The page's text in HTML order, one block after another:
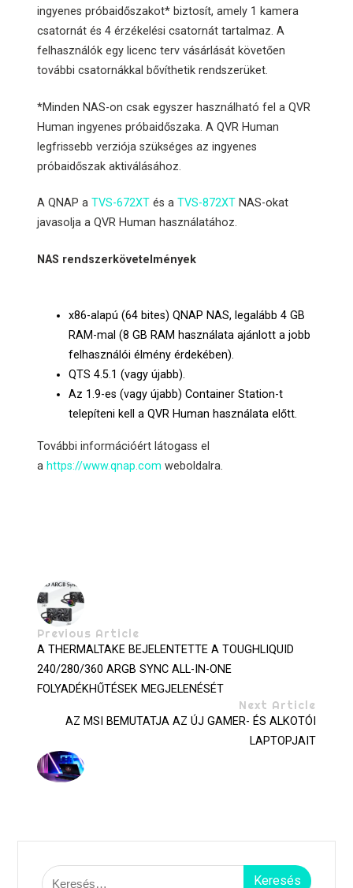
ingyenes próbaidőszakot* biztosít, amely 1 kamera
csatornát és 4 érzékelési csatornát tartalmaz. A
felhasználók egy licenc terv vásárlását követően
további csatornákkal bővíthetik rendszerüket.
*Minden NAS-on csak egyszer használható fel a QVR
Human ingyenes próbaidőszaka. A QVR Human
legfrissebb verziója szükséges az ingyenes
próbaidőszak aktiválásához.
A QNAP aTVS-672XT és aTVS-872XT NAS-okat
javasolja a QVR Human használatához.
NAS rendszerkövetelmények
x86-alapú (64 bites) QNAP NAS, legalább 4 GB
RAM-mal (8 GB RAM használata ajánlott a jobb
felhasználói élmény érdekében).
QTS 4.5.1 (vagy újabb).
Az 1.9-es (vagy újabb) Container Station-t
telepíteni kell a QVR Human használata előtt.
További információért látogass el
a https://www.qnap.com weboldalra.
Previous Article
A THERMALTAKE BEJELENTETTE A TOUGHLIQUID
240/280/360 ARGB SYNC ALL-IN-ONE
FOLYADÉKHŰTÉSEK MEGJELENÉSÉT
Next Article
AZ MSI BEMUTATJA AZ ÚJ GAMER- ÉS ALKOTÓI
LAPTOPJAIT
Keresés: